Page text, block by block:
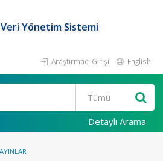
Yönetim Sistemi
Araştırmacı Girişi English
Detaylı Arama